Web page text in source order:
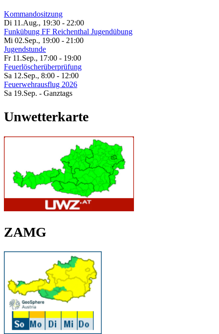
Kommandositzung
Di 11.Aug., 19:30 - 22:00
Funkübung FF Reichenthal Jugendübung
Mi 02.Sep., 19:00 - 21:00
Jugendstunde
Fr 11.Sep., 17:00 - 19:00
Feuerlöscherüberprüfung
Sa 12.Sep., 8:00 - 12:00
Feuerwehrausflug 2026
Sa 19.Sep. - Ganztags
Unwetterkarte
ZAMG